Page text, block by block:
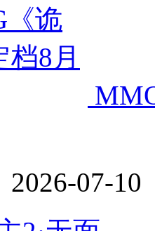
2026-07-10